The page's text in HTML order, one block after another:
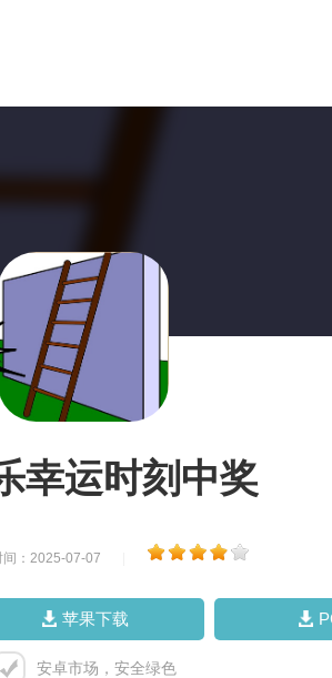
幸运时刻中奖
间：2025-07-07
苹果下载
安卓市场，安全绿色